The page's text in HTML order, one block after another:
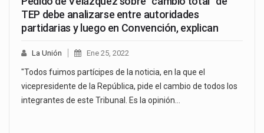
TEP debe analizarse entre autoridades
partidarias y luego en Convención, explican
La Unión Ene 25, 2022
"Todos fuimos partícipes de la noticia, en la que el
vicepresidente de la República, pide el cambio de todos los
integrantes de este Tribunal. Es la opinión…